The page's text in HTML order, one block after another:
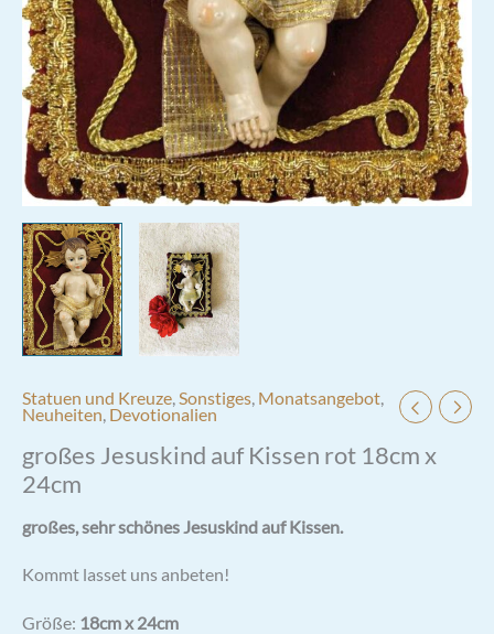
Statuen und Kreuze,Sonstiges, Monatsangebot,
Neuheiten, Devotionalien
großes Jesuskind auf Kissen rot 18cm x
24cm
großes, sehr schönes Jesuskind auf Kissen.
Kommt lasset uns anbeten!
Größe: 18cm x 24cm